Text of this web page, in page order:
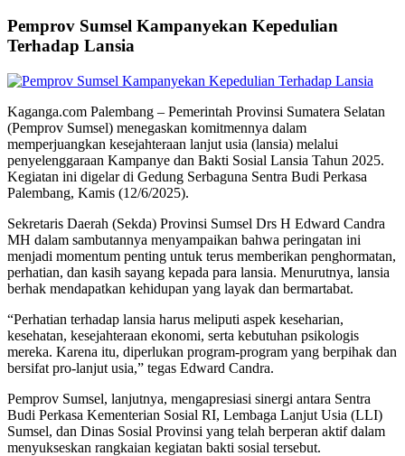
Pemprov Sumsel Kampanyekan Kepedulian
Terhadap Lansia
Kaganga.com Palembang – Pemerintah Provinsi Sumatera Selatan
(Pemprov Sumsel) menegaskan komitmennya dalam
memperjuangkan kesejahteraan lanjut usia (lansia) melalui
penyelenggaraan Kampanye dan Bakti Sosial Lansia Tahun 2025.
Kegiatan ini digelar di Gedung Serbaguna Sentra Budi Perkasa
Palembang, Kamis (12/6/2025).
Sekretaris Daerah (Sekda) Provinsi Sumsel Drs H Edward Candra
MH dalam sambutannya menyampaikan bahwa peringatan ini
menjadi momentum penting untuk terus memberikan penghormatan,
perhatian, dan kasih sayang kepada para lansia. Menurutnya, lansia
berhak mendapatkan kehidupan yang layak dan bermartabat.
“Perhatian terhadap lansia harus meliputi aspek keseharian,
kesehatan, kesejahteraan ekonomi, serta kebutuhan psikologis
mereka. Karena itu, diperlukan program-program yang berpihak dan
bersifat pro-lanjut usia,” tegas Edward Candra.
Pemprov Sumsel, lanjutnya, mengapresiasi sinergi antara Sentra
Budi Perkasa Kementerian Sosial RI, Lembaga Lanjut Usia (LLI)
Sumsel, dan Dinas Sosial Provinsi yang telah berperan aktif dalam
menyukseskan rangkaian kegiatan bakti sosial tersebut.